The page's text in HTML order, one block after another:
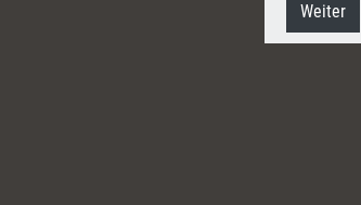
Weiter